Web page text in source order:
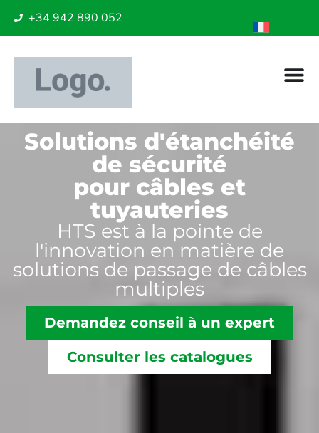
+34 942 890 052
Solutions d'étanchéité
de sécurité
pour câbles et
tuyauteries
HTS est à la pointe de
l'innovation en matière de
solutions de passage de câbles
multiples
Demandez conseil à un expert
Consulter les catalogues